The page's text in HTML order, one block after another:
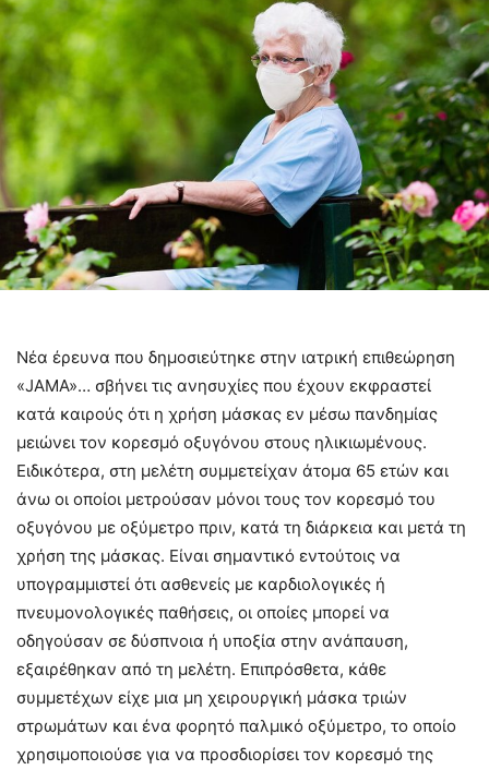
Νέα έρευνα που δημοσιεύτηκε στην ιατρική επιθεώρηση
«JAMA»… σβήνει τις ανησυχίες που έχουν εκφραστεί
κατά καιρούς ότι η χρήση μάσκας εν μέσω πανδημίας
μειώνει τον κορεσμό οξυγόνου στους ηλικιωμένους.
Ειδικότερα, στη μελέτη συμμετείχαν άτομα 65 ετών και
άνω οι οποίοι μετρούσαν μόνοι τους τον κορεσμό του
οξυγόνου με οξύμετρο πριν, κατά τη διάρκεια και μετά τη
χρήση της μάσκας. Είναι σημαντικό εντούτοις να
υπογραμμιστεί ότι ασθενείς με καρδιολογικές ή
πνευμονολογικές παθήσεις, οι οποίες μπορεί να
οδηγούσαν σε δύσπνοια ή υποξία στην ανάπαυση,
εξαιρέθηκαν από τη μελέτη. Επιπρόσθετα, κάθε
συμμετέχων είχε μια μη χειρουργική μάσκα τριών
στρωμάτων και ένα φορητό παλμικό οξύμετρο, το οποίο
χρησιμοποιούσε για να προσδιορίσει τον κορεσμό της